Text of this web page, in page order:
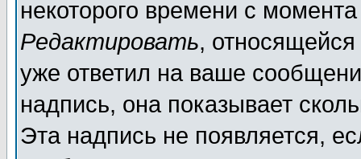
некоторого времени с
Редактировать,
уже ответил на ваше
надпись, она показывает
Эта надпись не появляется,